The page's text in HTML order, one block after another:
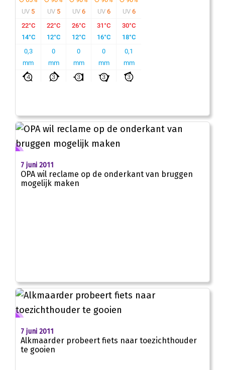
7 juni 2011
OPA wil reclame op de onderkant van bruggen
mogelijk maken
7 juni 2011
Alkmaarder probeert fiets naar toezichthouder
te gooien